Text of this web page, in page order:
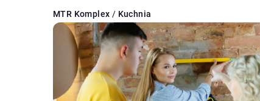
MTR Komplex / Kuchnia